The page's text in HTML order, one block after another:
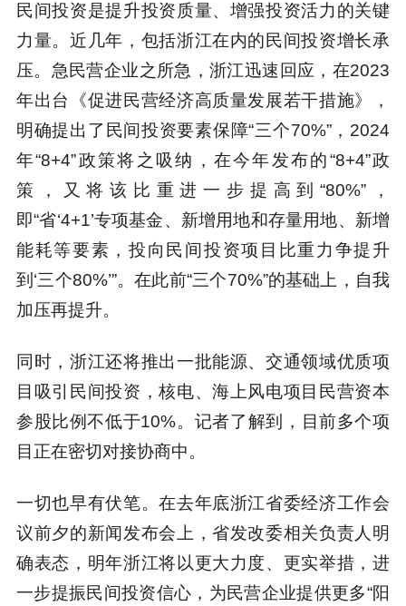
民间投资是提升投资质量、增强投资活力的关键
力量。近几年，包括浙江在内的民间投资增长承
压。急民营企业之所急，浙江迅速回应，在2023
年出台《促进民营经济高质量发展若干措施》，
明确提出了民间投资要素保障“三个70%”，2024
年“8+4”政策将之吸纳，在今年发布的“8+4”政
策，又将该比重进一步提高到“80%”，
即“省‘4+1’专项基金、新增用地和存量用地、新增
能耗等要素，投向民间投资项目比重力争提升
到‘三个80%’”。在此前“三个70%”的基础上，自我
加压再提升。
同时，浙江还将推出一批能源、交通领域优质项
目吸引民间投资，核电、海上风电项目民营资本
参股比例不低于10%。记者了解到，目前多个项
目正在密切对接协商中。
一切也早有伏笔。在去年底浙江省委经济工作会
议前夕的新闻发布会上，省发改委相关负责人明
确表态，明年浙江将以更大力度、更实举措，进
一步提振民间投资信心，为民营企业提供更多“阳